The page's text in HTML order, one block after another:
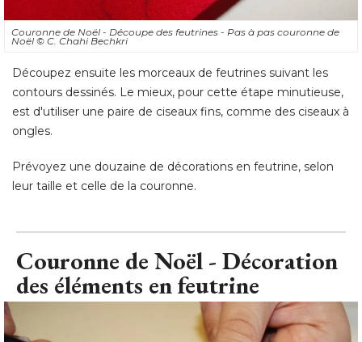
Couronne de Noël - Découpe des feutrines - Pas à pas couronne de
Noël © C. Chahi Bechkri
Découpez ensuite les morceaux de feutrines suivant les
contours dessinés. Le mieux, pour cette étape minutieuse,
est d'utiliser une paire de ciseaux fins, comme des ciseaux à
ongles.
Prévoyez une douzaine de décorations en feutrine, selon
leur taille et celle de la couronne.
Couronne de Noël - Décoration
des éléments en feutrine